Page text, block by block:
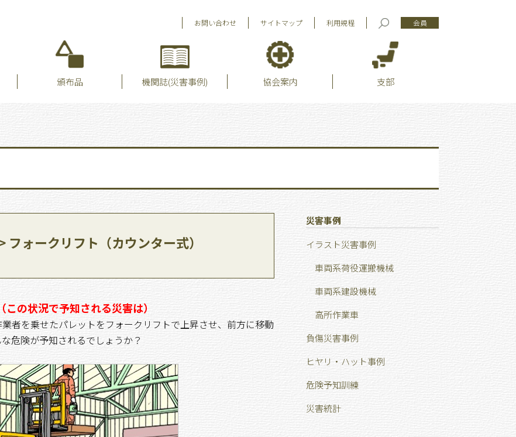
お問い合わせ サイトマップ 利用規程 会員
頒布品 機関誌(災害事例) 協会案内 支部
ォークリフト（カウンター式）
の状況で予知される災害は）
者を乗せたパレットをフォークリフトで上昇させ、前方に移動
危険が予知されるでしょうか？
災害事例
イラスト災害事例
車両系荷役運搬機械
車両系建設機械
高所作業車
負傷災害事例
ヒヤリ・ハット事例
危険予知訓練
災害統計